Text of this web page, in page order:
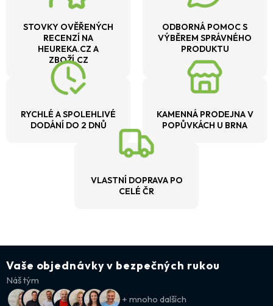
STOVKY OVĚŘENÝCH
RECENZÍ NA
HEUREKA.CZ A
ZBOŽÍ.CZ
ODBORNÁ POMOC S
VÝBĚREM SPRÁVNÉHO
PRODUKTU
RYCHLÉ A SPOLEHLIVÉ
DODÁNÍ DO 2 DNŮ
KAMENNÁ PRODEJNA V
POPŮVKÁCH U BRNA
VLASTNÍ DOPRAVA PO
CELÉ ČR
Vaše objednávky v bezpečných rukou
Náš tým
+ mnoho dalších